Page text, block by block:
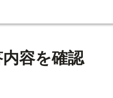
容を確認